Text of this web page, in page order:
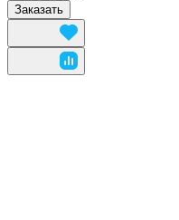
Заказать